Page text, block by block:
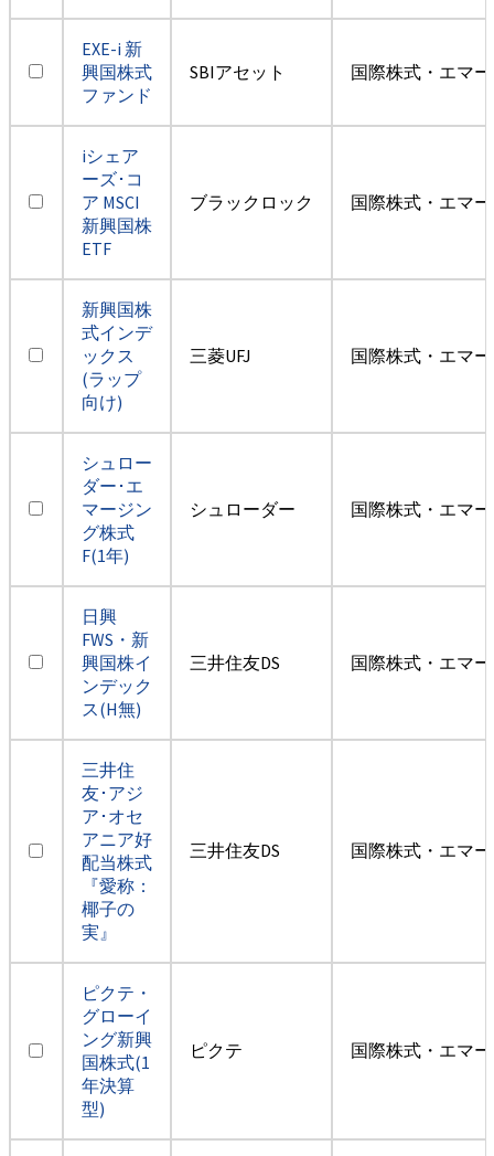
EXE-i 新
興国株式
ファンド
SBIアセット 国際株式・エマ
iシェア
ーズ･コ
ア MSCI
新興国株
ETF
ブラックロック 国際株式・エマ
新興国株
式インデ
ックス
(ラップ
向け)
三菱UFJ 国際株式・エマ
シュロー
ダー･エ
マージン
グ株式
F(1年)
シュローダー 国際株式・エマ
日興
FWS・新
興国株イ
ンデック
ス(H無)
三井住友DS 国際株式・エマ
三井住
友･アジ
ア･オセ
アニア好
配当株式
『愛称：
椰子の
実』
三井住友DS 国際株式・エマ
ピクテ・
グローイ
ング新興
国株式(1
年決算
型)
ピクテ 国際株式・エマ